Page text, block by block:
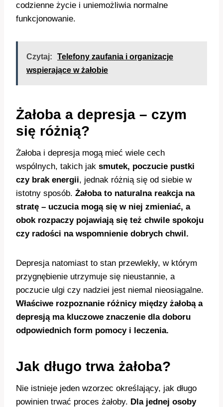
codzienne życie i uniemożliwia normalne
funkcjonowanie.
Czytaj:
Telefony zaufania i organizacje
wspierające w żałobie
Żałoba a depresja – czym
się różnią?
Żałoba i depresja mogą mieć wiele cech
wspólnych, takich jak smutek, poczucie pustki
czy brak energii, jednak różnią się od siebie w
istotny sposób. Żałoba to naturalna reakcja na
stratę – uczucia mogą się w niej zmieniać, a
obok rozpaczy pojawiają się też chwile spokoju
czy radości na wspomnienie dobrych chwil.
Depresja natomiast to stan przewlekły, w którym
przygnębienie utrzymuje się nieustannie, a
poczucie ulgi czy nadziei jest niemal nieosiągalne.
Właściwe rozpoznanie różnicy między żałobą a
depresją ma kluczowe znaczenie dla doboru
odpowiednich form pomocy i leczenia.
Jak długo trwa żałoba?
Nie istnieje jeden wzorzec określający, jak długo
powinien trwać proces żałoby. Dla jednej osoby